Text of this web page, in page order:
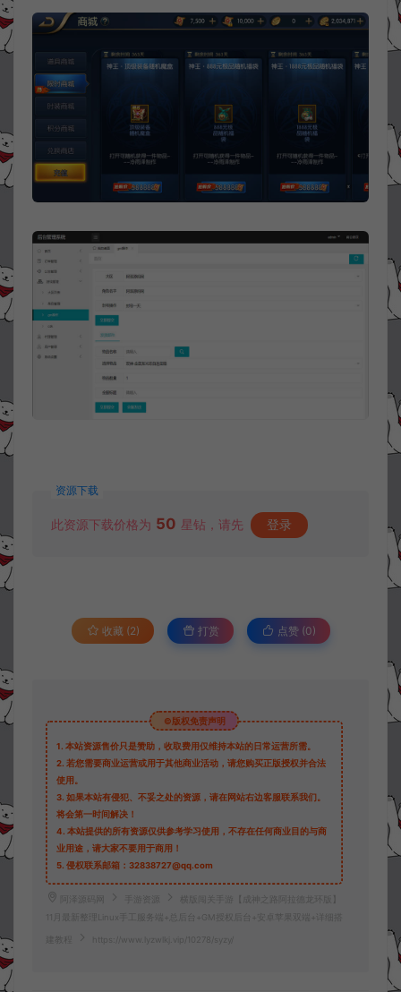
资源下载
此资源下载价格为 50 星钻，请先 登录
收藏 (2) 打赏 点赞 (0)
©版权免责声明
1. 本站资源售价只是赞助，收取费用仅维持本站的日常运营所需。
2. 若您需要商业运营或用于其他商业活动，请您购买正版授权并合法
使用。
3. 如果本站有侵犯、不妥之处的资源，请在网站右边客服联系我们。
将会第一时间解决！
4. 本站提供的所有资源仅供参考学习使用，不存在任何商业目的与商
业用途，请大家不要用于商用！
5. 侵权联系邮箱：32838727@qq.com
阿泽源码网 手游资源
横版闯关手游【成神之路阿拉德龙环版】
11月最新整理Linux手工服务端+总后台+GM授权后台+安卓苹果双端+详细搭
建教程 https://www.lyzwlkj.vip/10278/syzy/